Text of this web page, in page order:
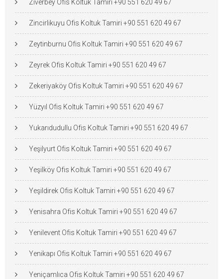
Ziverbey Ofis Koltuk Tamiri +90 551 620 49 67
Zincirlikuyu Ofis Koltuk Tamiri +90 551 620 49 67
Zeytinburnu Ofis Koltuk Tamiri +90 551 620 49 67
Zeyrek Ofis Koltuk Tamiri +90 551 620 49 67
Zekeriyaköy Ofis Koltuk Tamiri +90 551 620 49 67
Yüzyıl Ofis Koltuk Tamiri +90 551 620 49 67
Yukarıdudullu Ofis Koltuk Tamiri +90 551 620 49 67
Yeşilyurt Ofis Koltuk Tamiri +90 551 620 49 67
Yeşilköy Ofis Koltuk Tamiri +90 551 620 49 67
Yeşildirek Ofis Koltuk Tamiri +90 551 620 49 67
Yenisahra Ofis Koltuk Tamiri +90 551 620 49 67
Yenilevent Ofis Koltuk Tamiri +90 551 620 49 67
Yenikapı Ofis Koltuk Tamiri +90 551 620 49 67
Yeniçamlıca Ofis Koltuk Tamiri +90 551 620 49 67